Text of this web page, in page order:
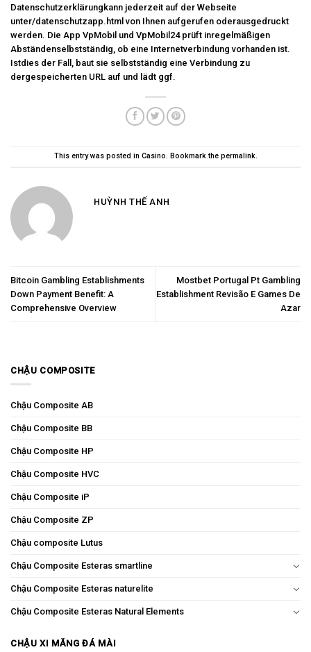
Datenschutzerklärungkann jederzeit auf der Webseite
unter/datenschutzapp.html von Ihnen aufgerufen oderausgedruckt
werden. Die App VpMobil und VpMobil24 prüft inregelmäßigen
Abständenselbstständig, ob eine Internetverbindung vorhanden ist.
Istdies der Fall, baut sie selbstständig eine Verbindung zu
dergespeicherten URL auf und lädt ggf.
This entry was posted in Casino. Bookmark the permalink.
HUỲNH THẾ ANH
Bitcoin Gambling Establishments
Down Payment Benefit: A
Comprehensive Overview
Mostbet Portugal Pt Gambling
Establishment Revisão E Games De
Azar
CHẬU COMPOSITE
Chậu Composite AB
Chậu Composite BB
Chậu Composite HP
Chậu Composite HVC
Chậu Composite iP
Chậu Composite ZP
Chậu composite Lutus
Chậu Composite Esteras smartline
Chậu Composite Esteras naturelite
Chậu Composite Esteras Natural Elements
CHẬU XI MĂNG ĐÁ MÀI